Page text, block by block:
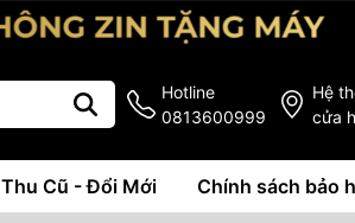
Hotline
0813600999
Hệ
cửa
Thu Cũ - Đổi Mới Chính sách bảo